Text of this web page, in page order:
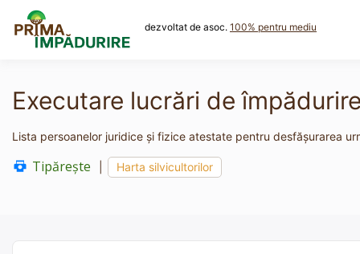
content
dezvoltat de asoc. 100% pentru mediu
Executare lucrări de împădurire
Lista persoanelor juridice și fizice atestate pentru desfășurarea
Tipărește Harta silvicultorilor